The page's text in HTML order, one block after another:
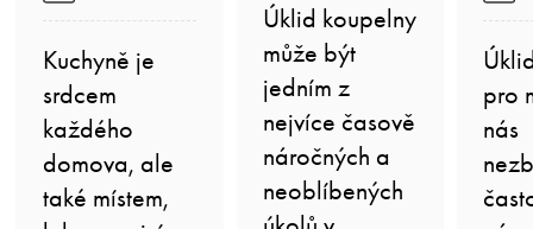
Kuchyně je
srdcem
každého
domova, ale
také místem,
Úklid koupelny
může být
jedním z
nejvíce časově
náročných a
neoblíbených
pro
nás